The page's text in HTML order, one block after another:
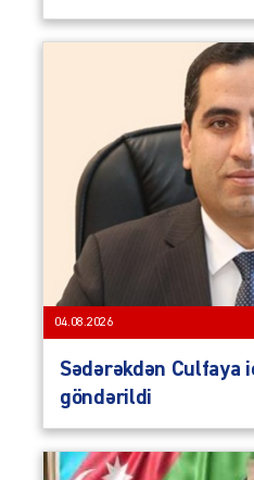
04.08.2026
Sədərəkdən Culfaya
göndərildi